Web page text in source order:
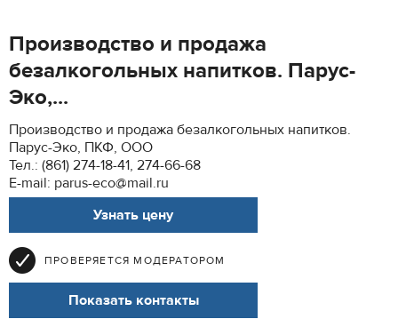
Производство и продажа
безалкогольных напитков. Парус-
Эко,...
Производство и продажа безалкогольных напитков.
Парус-Эко, ПКФ, ООО
Тел.: (861) 274-18-41, 274-66-68
E-mail: parus-eco@mail.ru
Узнать цену
ПРОВЕРЯЕТСЯ МОДЕРАТОРОМ
Показать контакты